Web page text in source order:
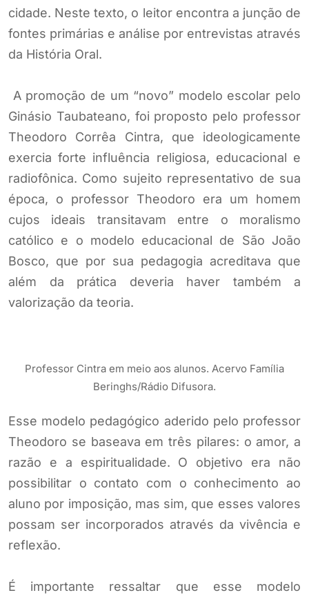
cidade. Neste texto, o leitor encontra a junção de
fontes primárias e análise por entrevistas através
da História Oral.
A promoção de um “novo” modelo escolar pelo
Ginásio Taubateano, foi proposto pelo professor
Theodoro Corrêa Cintra, que ideologicamente
exercia forte influência religiosa, educacional e
radiofônica. Como sujeito representativo de sua
época, o professor Theodoro era um homem
cujos ideais transitavam entre o moralismo
católico e o modelo educacional de São João
Bosco, que por sua pedagogia acreditava que
além da prática deveria haver também a
valorização da teoria.
Professor Cintra em meio aos alunos. Acervo Família
Beringhs/Rádio Difusora.
Esse modelo pedagógico aderido pelo professor
Theodoro se baseava em três pilares: o amor, a
razão e a espiritualidade. O objetivo era não
possibilitar o contato com o conhecimento ao
aluno por imposição, mas sim, que esses valores
possam ser incorporados através da vivência e
reflexão.
É importante ressaltar que esse modelo